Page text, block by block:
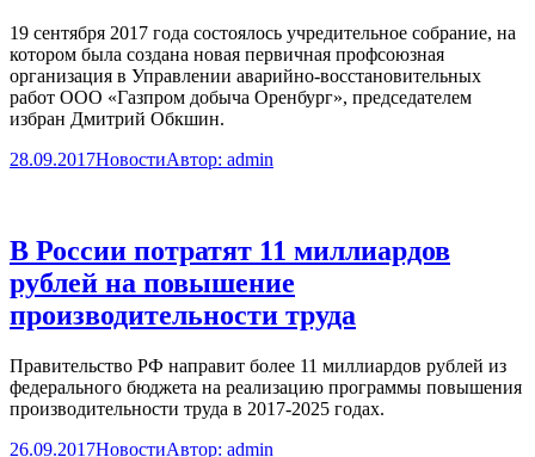
19 сентября 2017 года состоялось учредительное собрание, на
котором была создана новая первичная профсоюзная
организация в Управлении аварийно-восстановительных
работ ООО «Газпром добыча Оренбург», председателем
избран Дмитрий Обкшин.
28.09.2017НовостиАвтор: admin
В России потратят 11 миллиардов
рублей на повышение
производительности труда
Правительство РФ направит более 11 миллиардов рублей из
федерального бюджета на реализацию программы повышения
производительности труда в 2017-2025 годах.
26.09.2017НовостиАвтор: admin